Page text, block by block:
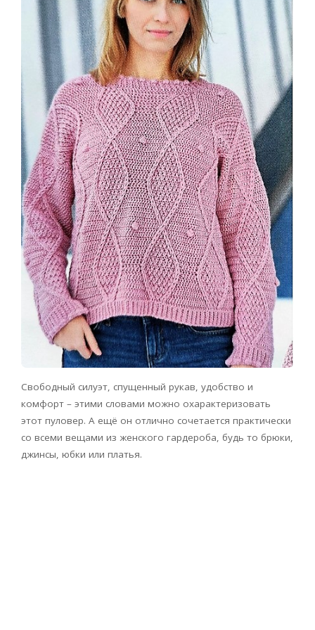
Свободный силуэт, спущенный рукав, удобство и
комфорт – этими словами можно охарактеризовать
этот пуловер. А ещё он отлично сочетается практически
со всеми вещами из женского гардероба, будь то брюки,
джинсы, юбки или платья.